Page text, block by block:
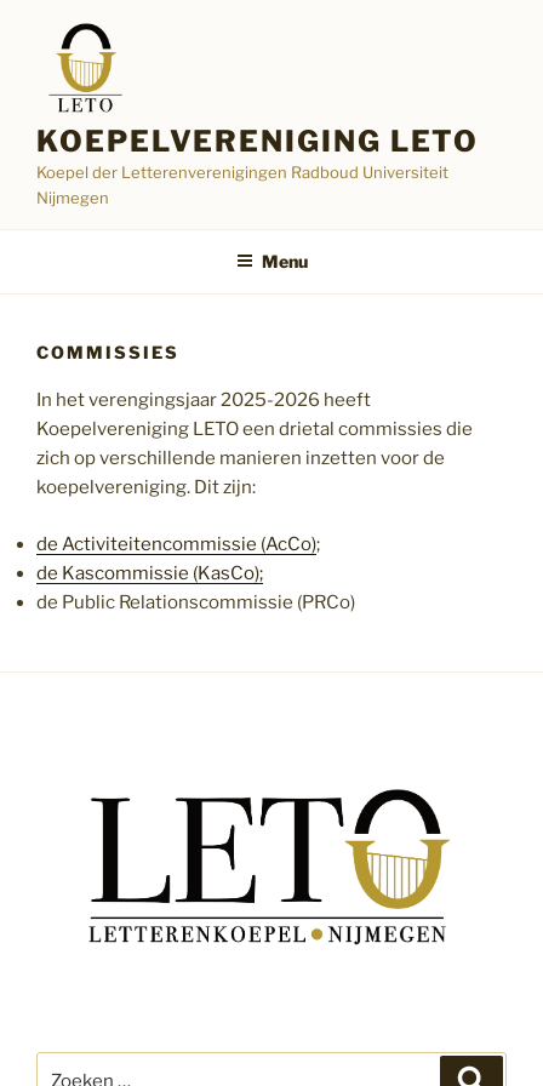
inhoud
KOEPELVERENIGING LETO
Koepel der Letterenverenigingen Radboud Universiteit
Nijmegen
Menu
COMMISSIES
In het verengingsjaar 2025-2026 heeft
Koepelvereniging LETO een drietal commissies die
zich op verschillende manieren inzetten voor de
koepelvereniging. Dit zijn:
de Activiteitencommissie (AcCo);
de Kascommissie (KasCo);
de Public Relationscommissie (PRCo)